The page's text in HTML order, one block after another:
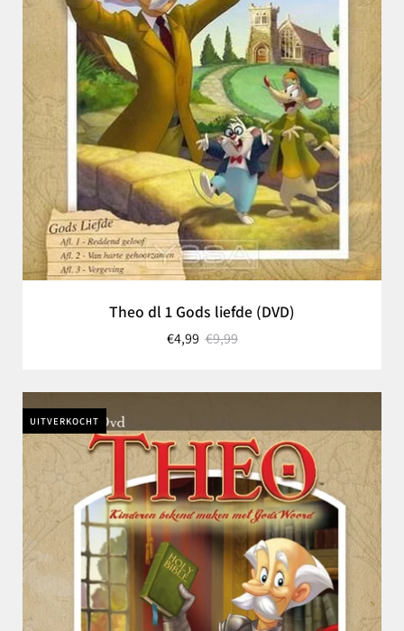
Theo dl 1 Gods liefde (DVD)
€4,99 €9,99
UITVERKOCHT